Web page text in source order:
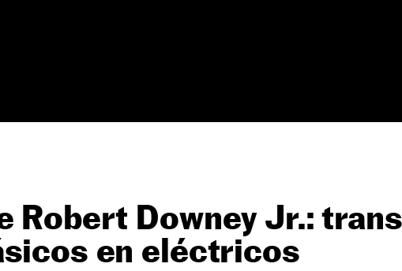
Robert Downey Jr.:
en eléctricos